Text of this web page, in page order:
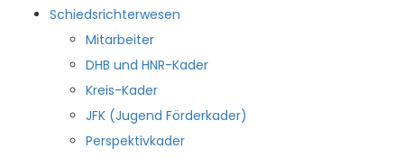
Schiedsrichterwesen
Mitarbeiter
DHB und HNR-Kader
Kreis-Kader
JFK (Jugend Förderkader)
Perspektivkader